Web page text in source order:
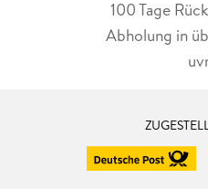
100 Tage
Abholung in